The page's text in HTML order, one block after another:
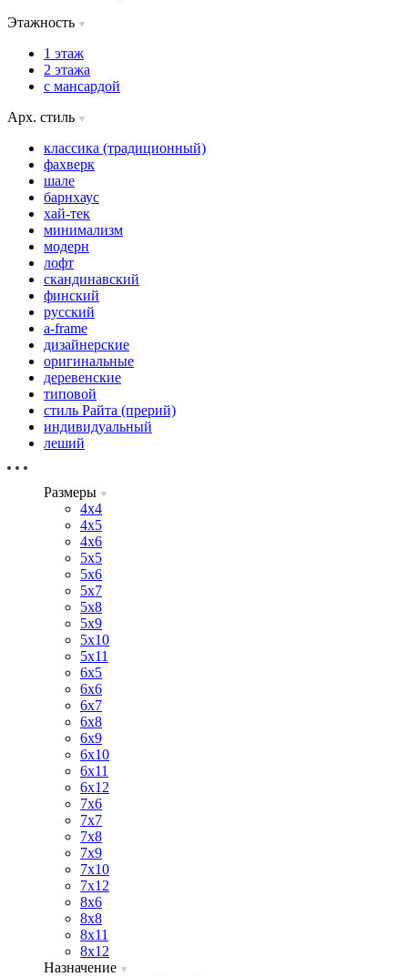
Этажность
1 этаж
2 этажа
с мансардой
Арх. стиль
классика (традиционный)
фахверк
шале
барнхаус
хай-тек
минимализм
модерн
лофт
скандинавский
финский
русский
a-frame
дизайнерские
оригинальные
деревенские
типовой
стиль Райта (прерий)
индивидуальный
леший
Размеры
4х4
4х5
4х6
5х5
5х6
5х7
5х8
5х9
5х10
5х11
6х5
6х6
6х7
6х8
6х9
6х10
6х11
6х12
7х6
7х7
7х8
7х9
7х10
7х12
8х6
8х8
8х11
8х12
Назначение